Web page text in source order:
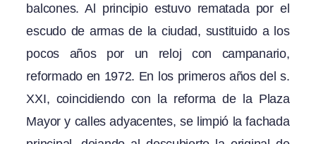
balcones. Al principio estuvo rematada por el
escudo de armas de la ciudad, sustituido a los
pocos años por un reloj con campanario,
reformado en 1972. En los primeros años del s.
XXI, coincidiendo con la reforma de la Plaza
Mayor y calles adyacentes, se limpió la fachada